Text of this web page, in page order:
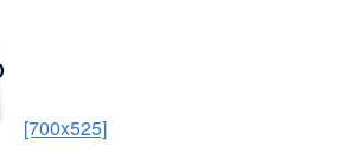
[700x525]